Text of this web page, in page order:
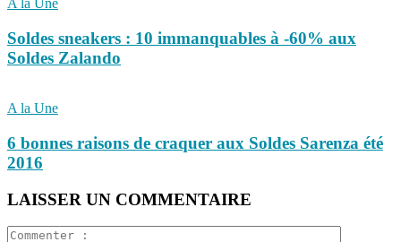
Soldes sneakers : 10 immanquables à -60% aux
Soldes Zalando
A la Une
6 bonnes raisons de craquer aux Soldes Sarenza été
2016
LAISSER UN COMMENTAIRE